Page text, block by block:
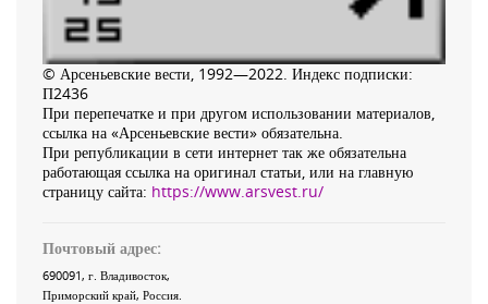
© Арсеньевские вести, 1992—2022. Индекс подписки:
П2436
При перепечатке и при другом использовании материалов,
ссылка на «Арсеньевские вести» обязательна.
При републикации в сети интернет так же обязательна
работающая ссылка на оригинал статьи, или на главную
страницу сайта: https://www.arsvest.ru/
Почтовый адрес:
690091, г. Владивосток,
Приморский край, Россия